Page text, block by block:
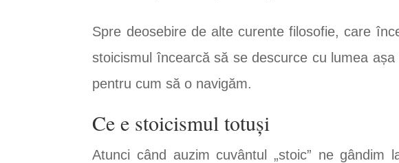
Spre deosebire de alte curente filosofie, care
stoicismul încearcă să se descurce cu lumea
pentru cum să o navigăm.
Ce e stoicismul totuși
Atunci când auzim cuvântul „stoic” ne gândim